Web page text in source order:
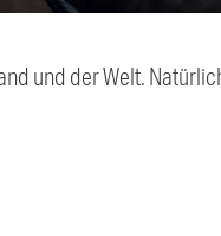
und der Welt.